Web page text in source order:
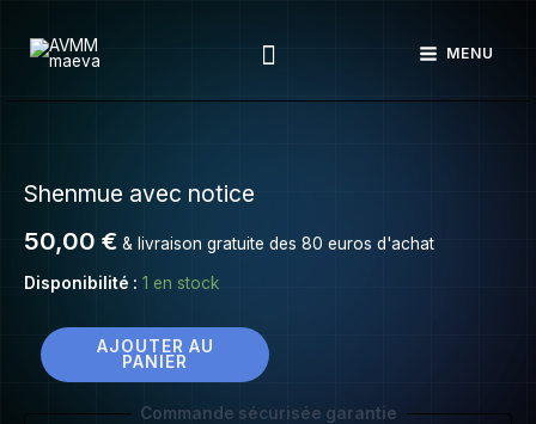
Rechercher MENU
Shenmue avec notice
50,00 € & livraison gratuite des 80 euros d'achat
Disponibilité : 1 en stock
Shenmue
notice
AJOUTER AU
PANIER
Commande sécurisée garantie
notice